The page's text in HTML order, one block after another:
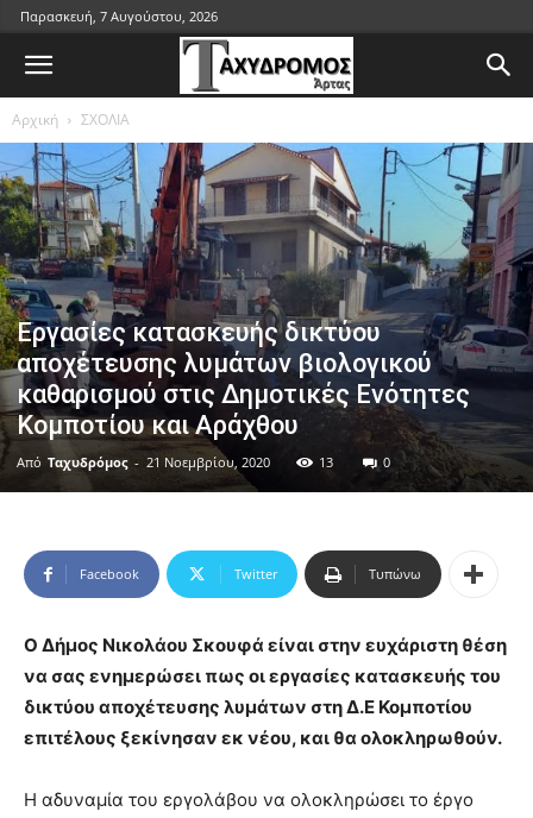
Παρασκευή, 7 Αυγούστου, 2026
Αρχική ΣΧΟΛΙΑ
Εργασίες κατασκευής δικτύου
αποχέτευσης λυμάτων βιολογικού
καθαρισμού στις Δημοτικές Ενότητες
Κομποτίου και Αράχθου
Από Ταχυδρόμος - 21 Νοεμβρίου, 2020 13 0
Facebook Twitter Τυπώνω
Ο Δήμος Νικολάου Σκουφά είναι στην ευχάριστη θέση
να σας ενημερώσει πως οι εργασίες κατασκευής του
δικτύου αποχέτευσης λυμάτων στη Δ.Ε Κομποτίου
επιτέλους ξεκίνησαν εκ νέου, και θα ολοκληρωθούν.
Η αδυναμία του εργολάβου να ολοκληρώσει το έργο